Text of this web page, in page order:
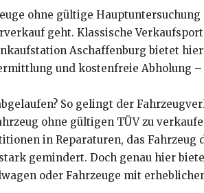
ohne gültige
geht. Klassische
Aschaffenburg bietet
und kostenfreie Abholung
So gelingt der
ohne gültigen TÜV zu
in Reparaturen, das
gemindert. Doch genau hier
oder Fahrzeuge mit